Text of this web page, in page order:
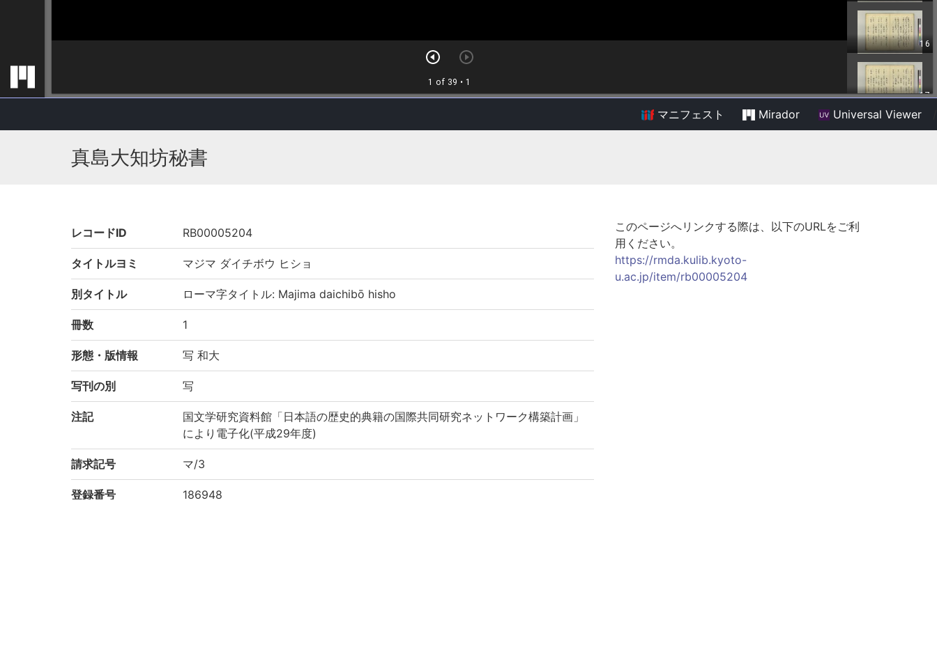
マニフェスト Mirador Universal Viewer
真島大知坊秘書
レコードID RB00005204
タイトルヨミ マジマ ダイチボウ ヒショ
別タイトル ローマ字タイトル: Majima daichibō hisho
冊数 1
形態・版情報 写 和大
写刊の別 写
注記
国文学研究資料館「日本語の歴史的典籍の国際共同研究ネットワーク構築計画」
により電子化(平成29年度)
請求記号 マ/3
登録番号 186948
このページへリンクする際は、以下のURLをご利
用ください。
https://rmda.kulib.kyoto-
u.ac.jp/item/rb00005204